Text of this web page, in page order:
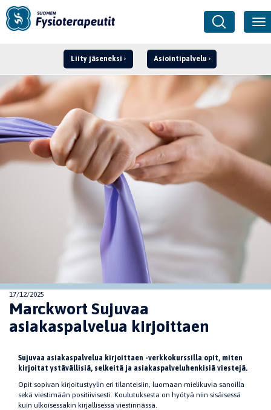
Liity jäseneksi Asiointipalvelu
Kirjaudu ›
17/12/2025
Marckwort Sujuvaa
asiakaspalvelua kirjoittaen
Sujuvaa asiakaspalvelua kirjoittaen -verkkokurssilla opit, miten
kirjoitat ystävällisiä, selkeitä ja asiakaspalveluhenkisiä viestejä.
Opit sopivan kirjoitustyylin eri tilanteisiin, luomaan mielikuvia sanoilla
sekä viestimään positiivisesti. Koulutuksesta on hyötyä niin sisäisessä
kuin ulkoisessakin kirjallisessa viestinnässä.